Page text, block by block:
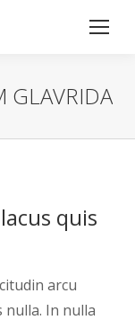
GLAVRIDA
quis
arcu
nulla. In nulla